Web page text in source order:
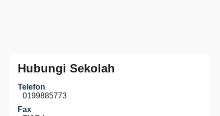
Hubungi Sekolah
Telefon
0199885773
Fax